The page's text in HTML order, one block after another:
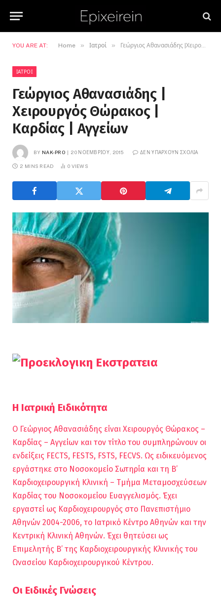
YOU ARE AT: Home » Ιατροί » Γεώργιος Αθανασιάδης |Χειρουργός Θώρακος | Καρδίας | Αγγείων
ΙΑΤΡΟΊ
Γεώργιος Αθανασιάδης |
Χειρουργός Θώρακος |
Καρδίας | Αγγείων
BY NAK-PRO 20 ΝΟΕΜΒΡΊΟΥ, 2015 ΔΕΝ ΥΠΆΡΧΟΥΝ ΣΧΌΛΙΑ
2 MINS READ 0 VIEWS
Η Ιατρική Ειδικότητα
Ο Γεώργιος Αθανασιάδης είναι Χειρουργός Θώρακος –
Καρδίας – Αγγείων και τον τίτλο του συμπληρώνουν οι
ενδείξεις FECTS, FESTS, FSTS, FECVS. Ως ειδικευόμενος
εργάστηκε στο Νοσοκομείο Σωτηρία και τη Β’
Καρδιοχειρουργική Κλινική – Τμήμα Μεταμοσχεύσεων
Καρδίας του Νοσοκομείου Ευαγγελισμός. Έχει
εργαστεί ως Καρδιοχειρουργός στο Πανεπιστήμιο
Αθηνών 2004-2006, το Ιατρικό Κέντρο Αθηνών και την
Κεντρική Κλινική Αθηνών. Έχει θητεύσει ως
Επιμελητής Β’ της Καρδιοχειρουργικής Κλινικής του
Ωνασείου Καρδιοχειρουργικού Κέντρου.
Οι Ειδικές Γνώσεις